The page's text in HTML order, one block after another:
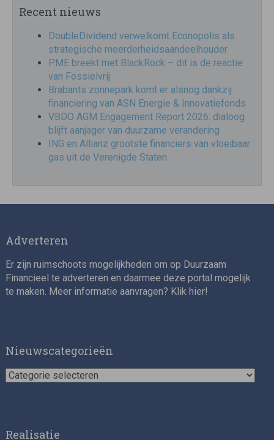
Recent nieuws
DoubleDividend verwelkomt Econopolis als
strategische meerderheidsaandeelhouder
PME breekt met BlackRock – dit is de reactie
van Fossielvrij
Brabants zonnepark komt er alsnog dankzij
financiering van ASN Energie & Innovatiefonds
VBDO AGM Engagement Report 2026: dialoog
blijft aanjager van duurzame verandering
ING en Allianz grootste financiers van vloeibaar
gas uit de Verenigde Staten
Adverteren
Er zijn ruimschoots mogelijkheden om op Duurzaam
Financieel te adverteren en daarmee deze portal mogelijk
te maken. Meer informatie aanvragen? Klik hier!
Nieuwscategorieën
Nieuwscategorieën
Realisatie